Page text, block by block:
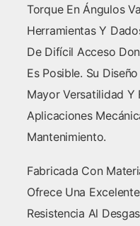
Torque En Ángulos
Herramientas Y
De Difícil Acceso
Es Posible. Su
Mayor Versatilidad Y
Aplicaciones
Mantenimiento.
Fabricada Con
Ofrece Una
Resistencia Al